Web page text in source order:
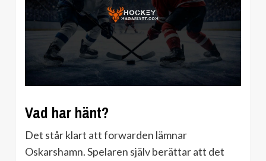
Vad har hänt?
Det står klart att forwarden lämnar
Oskarshamn. Spelaren själv berättar att det